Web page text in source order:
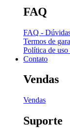
FAQ
FAQ -
Termos de
Política de
Contato
Vendas
Vendas
Suporte